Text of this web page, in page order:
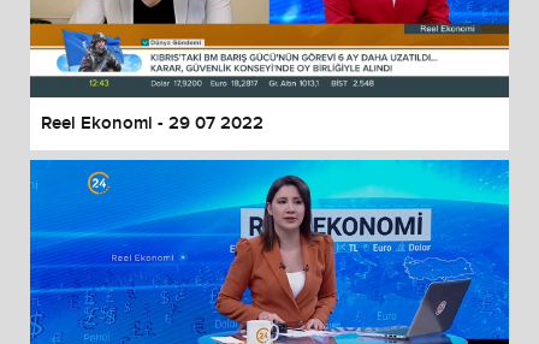
Reel Ekonomi - 29 07 2022